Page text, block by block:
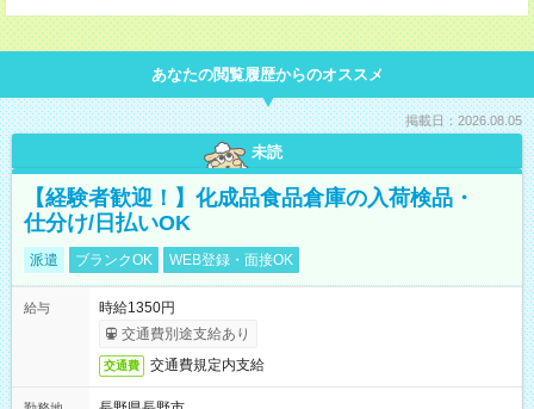
あなたの閲覧履歴からのオススメ
掲載日：2026.08.05
未読
【経験者歓迎！】化成品食品倉庫の入荷検品・
仕分け/日払いOK
派遣 ブランクOK WEB登録・面接OK
給与
時給1350円
交通費別途支給あり
交通費 交通費規定内支給